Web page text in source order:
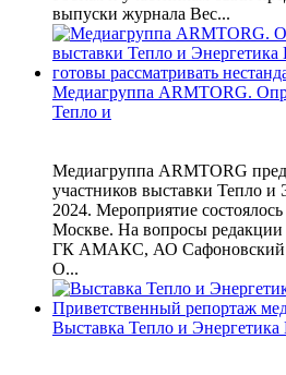
выпуски журнала Вес...
Медиагруппа ARMTORG.
Тепло и
Медиагруппа ARMTORG
участников выставки Тепло и
2024. Мероприятие
Москве. На вопросы редакции
ГК АМАКС, АО Сафоновский
О...
Выставка Тепло и Энергетика